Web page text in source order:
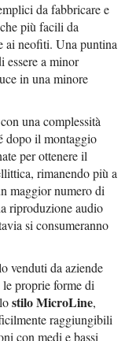
da fabbricare e
più facili da
ai neofiti. Una puntina
essere a minor
in una minore
una complessità
dopo il montaggio
per ottenere il
rimanendo più a
maggior numero di
riproduzione audio
si consumeranno
venduti da aziende
le proprie forme di
lostilo MicroLine,
raggiungibili
con medi e bassi